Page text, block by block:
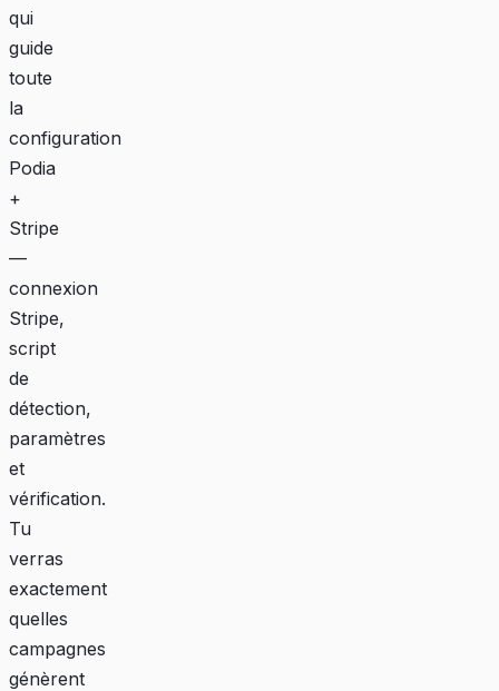
qui
guide
toute
la
configuration
Podia
+
Stripe
—
connexion
Stripe,
script
de
détection,
paramètres
et
vérification.
Tu
verras
exactement
quelles
campagnes
génèrent